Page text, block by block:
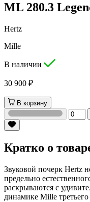
ML 280.3
Hertz
Mille
В наличии
30 900 ₽
В корзину
Кратко о
Звуковой почерк Hertz
предельно
раскрываются с
динамике Mille